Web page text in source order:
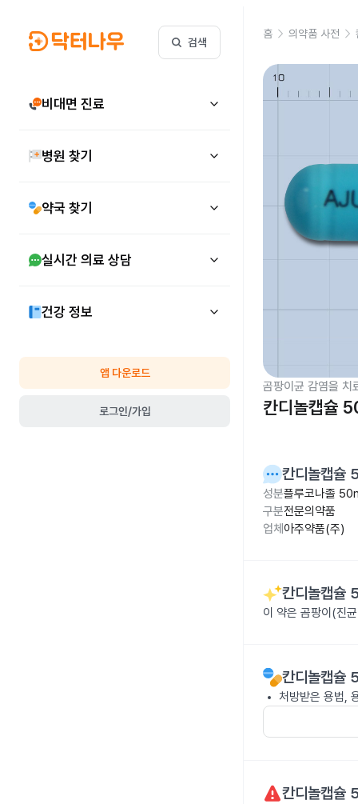
검색
비대면 진료
병원 찾기
약국 찾기
실시간 의료 상담
건강 정보
앱 다운로드
로그인/가입
홈 의약품 사전
곰팡이균 감염을 치
칸디놀캡슐
칸디놀캡슐
성분플루코나졸
구분전문의약품
업체 아주약품(주)
칸디놀캡슐
이 약은 곰팡이(진
칸디놀캡슐
처방받은 용법,
칸디놀캡슐